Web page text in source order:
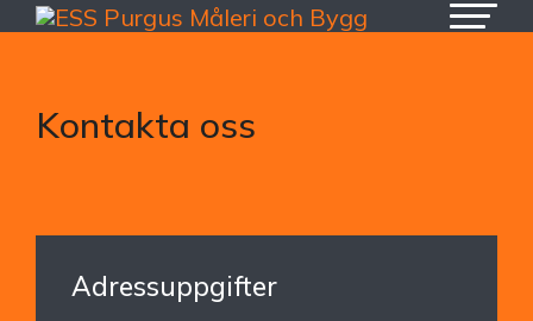
Kontakta oss
Adressuppgifter